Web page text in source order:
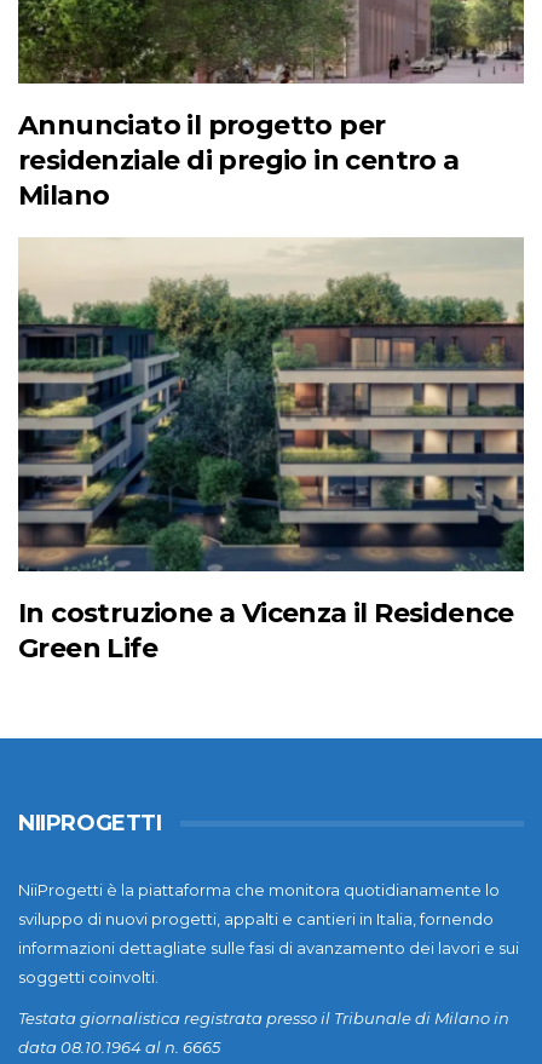
Annunciato il progetto per
residenziale di pregio in centro a
Milano
In costruzione a Vicenza il Residence
Green Life
NIIPROGETTI
NiiProgetti è la piattaforma che monitora quotidianamente lo
sviluppo di nuovi progetti, appalti e cantieri in Italia, fornendo
informazioni dettagliate sulle fasi di avanzamento dei lavori e sui
soggetti coinvolti.
Testata giornalistica registrata presso il Tribunale di Milano in
data 08.10.1964 al n. 6665